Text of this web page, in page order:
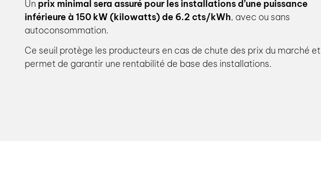
Un prix minimal sera assuré pour les installations d’une puissance
inférieure à 150 kW (kilowatts) de 6.2 cts/kWh, avec ou sans
autoconsommation.
Ce seuil protège les producteurs en cas de chute des prix du marché et
permet de garantir une rentabilité de base des installations.